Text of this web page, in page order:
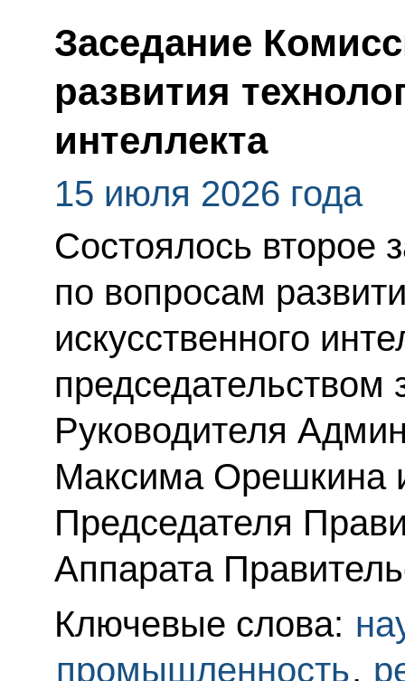
Заседание
развития
интеллекта
15 июля 2026 года
Состоялось второе
по вопросам
искусственного
председательством
Руководителя
Максима Орешкина
Председателя
Аппарата
Ключевые слова:
промышленность,